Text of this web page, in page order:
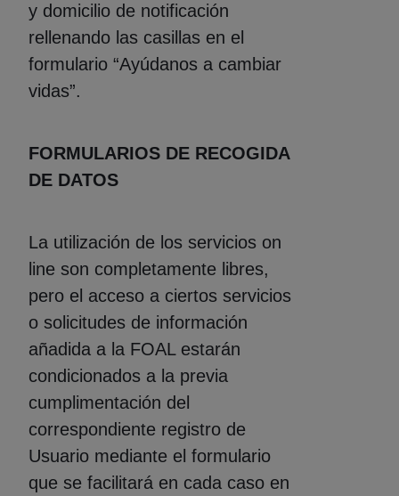
y domicilio de notificación
rellenando las casillas en el
formulario “Ayúdanos a cambiar
vidas”.
FORMULARIOS DE RECOGIDA
DE DATOS
La utilización de los servicios on
line son completamente libres,
pero el acceso a ciertos servicios
o solicitudes de información
añadida a la FOAL estarán
condicionados a la previa
cumplimentación del
correspondiente registro de
Usuario mediante el formulario
que se facilitará en cada caso en